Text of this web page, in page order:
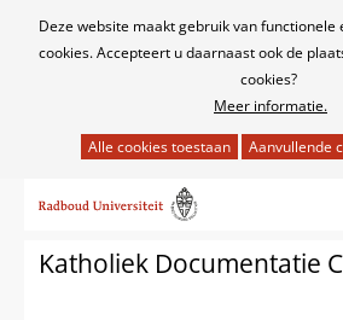
Cookies
Deze website maakt gebruik van functionele
cookies. Accepteert u daarnaast ook de
cookies?
Meer informatie.
het
van
cookies
naar
inhoudKatholiek Documentatie